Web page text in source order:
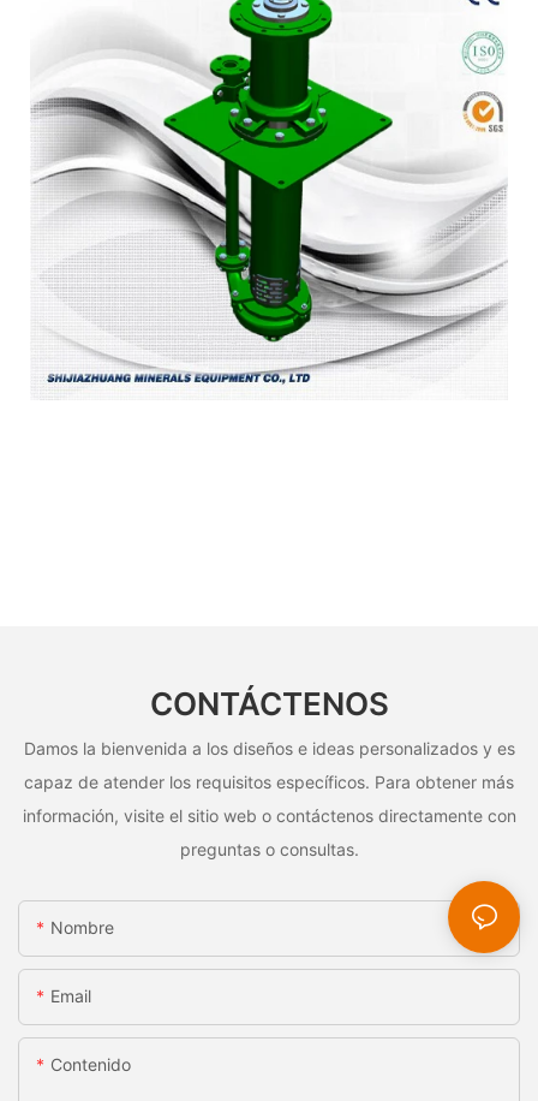
CONTÁCTENOS
Damos la bienvenida a los diseños e ideas personalizados y es
capaz de atender los requisitos específicos. Para obtener más
información, visite el sitio web o contáctenos directamente con
preguntas o consultas.
Nombre
Email
Contenido